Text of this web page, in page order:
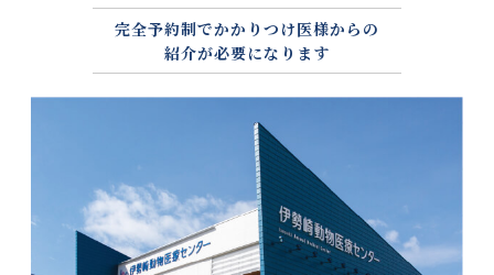
完全予約制でかかりつけ医様からの
紹介が必要になります